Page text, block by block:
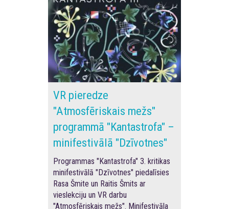
VR pieredze
"Atmosfēriskais mežs"
programmā "Kantastrofa" –
minifestivālā "Dzīvotnes"
Programmas "Kantastrofa" 3. kritikas
minifestivālā "Dzīvotnes" piedalīsies
Rasa Šmite un Raitis Šmits ar
vieslekciju un VR darbu
"Atmosfēriskais mežs". Minifestivāla